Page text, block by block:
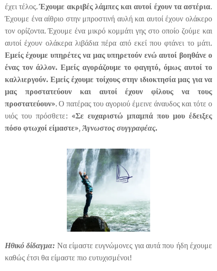
έχει τέλος.Έχουμε ακριβές λάμπες και αυτοί έχουν τα αστέρια.
Έχουμε ένα αίθριο στην μπροστινή αυλή και αυτοί έχουν ολάκερο
τον ορίζοντα. Έχουμε ένα μικρό κομμάτι γης στο οποίο ζούμε και
αυτοί έχουν ολάκερα λιβάδια πέρα από εκεί που φτάνει το μάτι.
Εμείς έχουμε υπηρέτες να μας υπηρετούν ενώ αυτοί βοηθάνε ο
ένας τον άλλον. Εμείς αγοράζουμε το φαγητό, όμως αυτοί το
καλλιεργούν. Εμείς έχουμε τοίχους στην ιδιοκτησία μας για να
μας προστατεύουν και αυτοί έχουν φίλους να τους
προστατεύουν». Ο πατέρας του αγοριού έμεινε άναυδος και τότε ο
υιός του πρόσθετε: «Σε ευχαριστώ μπαμπά που μου έδειξες
πόσο φτωχοί είμαστε»,Άγνωστος συγγραφέας.
Ηθικό δίδαγμα: Να είμαστε ευγνώμονες για αυτά που ήδη έχουμε
καθώς έτσι θα είμαστε πιο ευτυχισμένοι!